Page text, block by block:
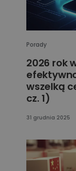
Porady
2026 rok
wszelką
cz. 1)
31 grudnia 2025